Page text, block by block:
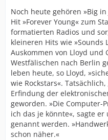
Noch heute gehören »Big
Hit »Forever Young« zum
formatierten Radios und
kleineren Hits wie »Sounds
Auskommen von Lloyd
Westfälischen nach Berlin
leben heute, so Lloyd,
wie Rockstars«.
Erfindung der
geworden. »Die Computer-
ich das je könnte«, sagte
genannt werden.
schon näher.«